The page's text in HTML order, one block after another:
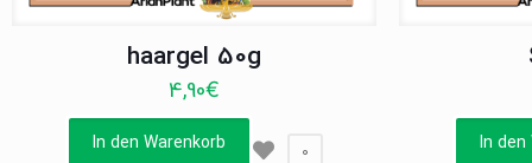
haargel 50g
4,90€
In den Warenkorb 0 In den